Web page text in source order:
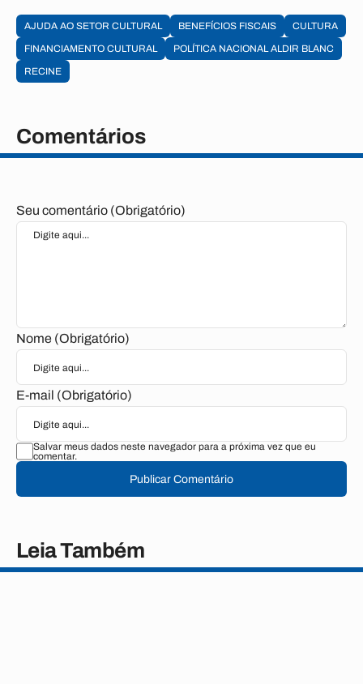
AJUDA AO SETOR CULTURAL BENEFÍCIOS FISCAIS
CULTURA
FINANCIAMENTO CULTURAL
POLÍTICA NACIONAL ALDIR BLANC
RECINE
Comentários
Seu comentário (Obrigatório)
Nome (Obrigatório)
E-mail (Obrigatório)
Salvar meus dados neste navegador para a próxima vez que eu
comentar.
Publicar Comentário
Leia Também